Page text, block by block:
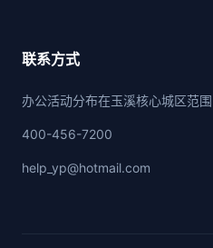
联系方式
办公活动分布在玉溪核心城区范围
400-456-7200
help_yp@hotmail.com